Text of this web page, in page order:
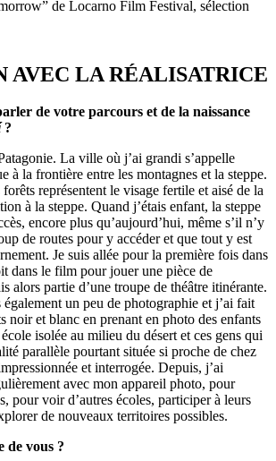
de Locarno Film Festival, sélection
AVEC LA RÉALISATRICE
de votre parcours et de la naissance
?
La ville où j’ai grandi s’appelle
à la frontière entre les montagnes et la steppe.
représentent le visage fertile et aisé de la
à la steppe. Quand j’étais enfant, la steppe
encore plus qu’aujourd’hui, même s’il n’y
de routes pour y accéder et que tout y est
Je suis allée pour la première fois dans
dans le film pour jouer une pièce de
alors partie d’une troupe de théâtre itinérante.
un peu de photographie et j’ai fait
noir et blanc en prenant en photo des enfants
isolée au milieu du désert et ces gens qui
parallèle pourtant située si proche de chez
et interrogée. Depuis, j’ai
avec mon appareil photo, pour
pour voir d’autres écoles, participer à leurs
de nouveaux territoires possibles.
de vous ?